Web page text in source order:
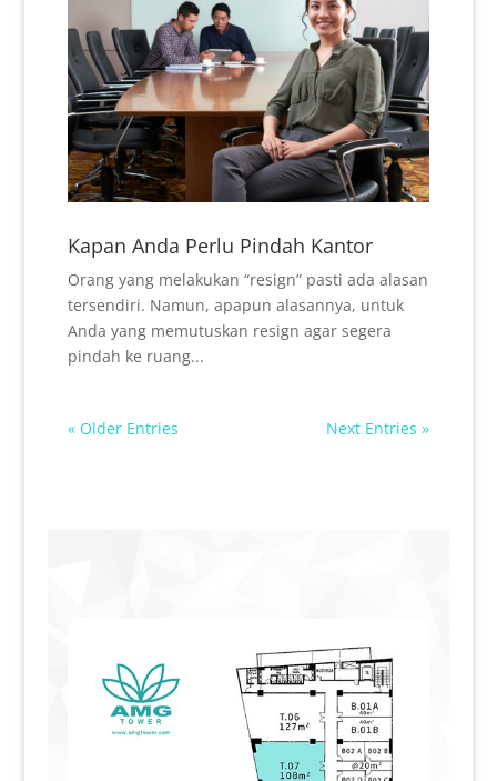
Kapan Anda Perlu Pindah Kantor
Orang yang melakukan “resign” pasti ada alasan
tersendiri. Namun, apapun alasannya, untuk
Anda yang memutuskan resign agar segera
pindah ke ruang...
« Older Entries Next Entries »